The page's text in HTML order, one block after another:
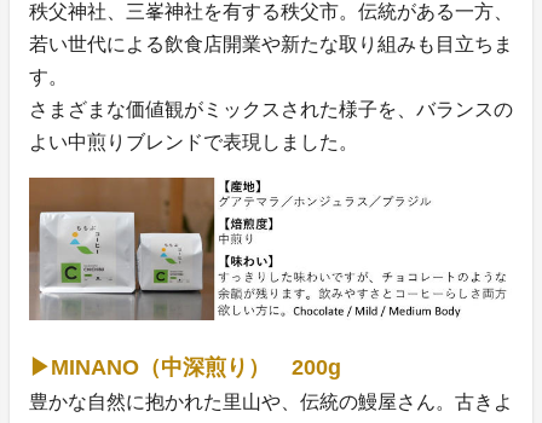
秩父神社、三峯神社を有する秩父市。伝統がある一方、
若い世代による飲食店開業や新たな取り組みも目立ちま
す。
さまざまな価値観がミックスされた様子を、バランスの
よい中煎りブレンドで表現しました。
▶MINANO（中深煎り） 200g
豊かな自然に抱かれた里山や、伝統の鰻屋さん。古きよ